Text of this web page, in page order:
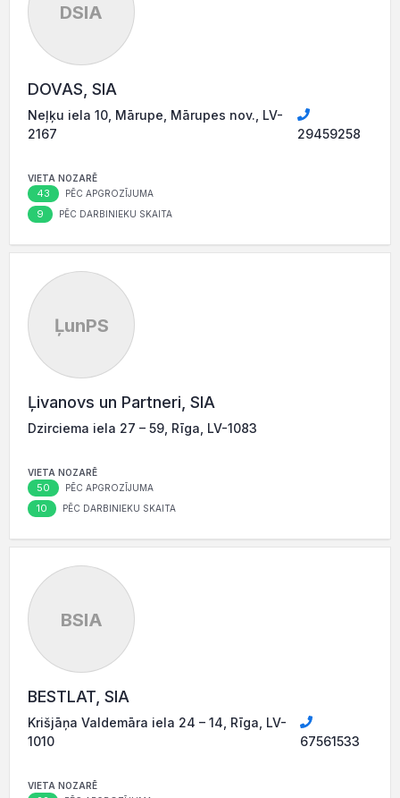
DSIA
DOVAS, SIA
Neļķu iela 10, Mārupe, Mārupes nov., LV-
2167
29459258
VIETA NOZARĒ
43 PĒC APGROZĪJUMA
9 PĒC DARBINIEKU SKAITA
ĻunPS
Ļivanovs un Partneri, SIA
Dzirciema iela 27 – 59, Rīga, LV-1083
VIETA NOZARĒ
50 PĒC APGROZĪJUMA
10 PĒC DARBINIEKU SKAITA
BSIA
BESTLAT, SIA
Krišjāņa Valdemāra iela 24 – 14, Rīga, LV-
1010
67561533
VIETA NOZARĒ